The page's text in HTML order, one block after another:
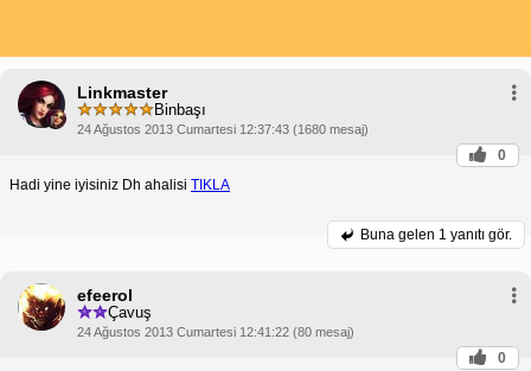
Linkmaster
Binbaşı
24 Ağustos 2013 Cumartesi 12:37:43 (1680 mesaj)
0
Hadi yine iyisiniz Dh ahalisi TIKLA
Buna gelen 1 yanıtı gör.
efeerol
Çavuş
24 Ağustos 2013 Cumartesi 12:41:22 (80 mesaj)
0